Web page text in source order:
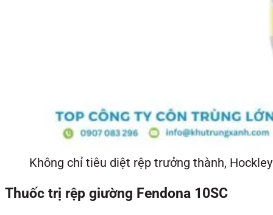
Không chỉ tiêu diệt rệp trưởng thành,
Thuốc trị rệp giường Fendona 10SC